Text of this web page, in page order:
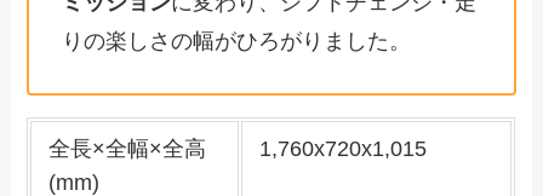
りの楽しさの幅がひろがりました。
全長×全幅×全高
(mm)
1,760x720x1,015